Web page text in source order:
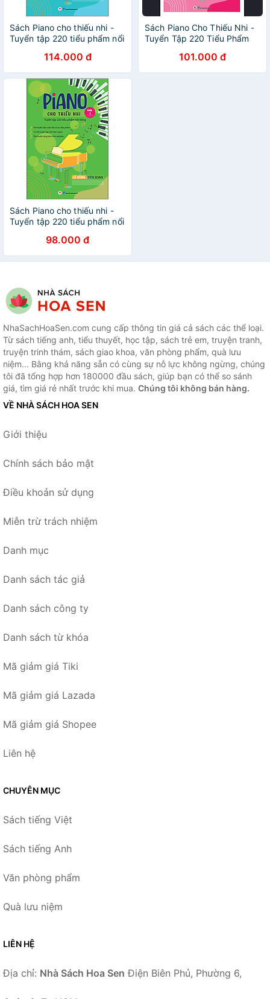
Sách Piano cho thiếu nhi -
Tuyển tập 220 tiểu phẩm nổi
đàn mẫu tất cả các tiểu
phẩm - Có thể luyện tập trên
đàn organ - File audio tặng
kèm trên website
114.000 đ
Sách Piano Cho Thiếu Nhi -
Tuyển Tập 220 Tiểu Phẩm
101.000 đ
Sách Piano cho thiếu nhi -
Tuyển tập 220 tiểu phẩm nổi
đàn mẫu tất cả các tiểu
phẩm - Có thể luyện tập trên
đàn organ - File audio tặng
98.000 đ
NhaSachHoaSen.com cung cấp thông tin giá cả sách các thể loại.
Từ sách tiếng anh, tiểu thuyết, học tập, sách trẻ em, truyện tranh,
truyện trinh thám, sách giao khoa, văn phòng phẩm, quà lưu
niệm... Bằng khả năng sẵn có cùng sự nỗ lực không ngừng, chúng
tôi đã tổng hợp hơn 180000 đầu sách, giúp bạn có thể so sánh
giá, tìm giá rẻ nhất trước khi mua. Chúng tôi không bán hàng.
VỀ NHÀ SÁCH HOA SEN
Giới thiệu
Chính sách bảo mật
Điều khoản sử dụng
Miễn trừ trách nhiệm
Danh mục
Danh sách tác giả
Danh sách công ty
Danh sách từ khóa
Mã giảm giá Tiki
Mã giảm giá Lazada
Mã giảm giá Shopee
Liên hệ
CHUYÊN MỤC
Sách tiếng Việt
Sách tiếng Anh
Văn phòng phẩm
Quà lưu niệm
LIÊN HỆ
Địa chỉ: Nhà Sách Hoa Sen Điện Biên Phủ, Phường 6,